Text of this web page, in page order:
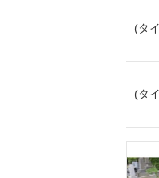
(タ
(タ